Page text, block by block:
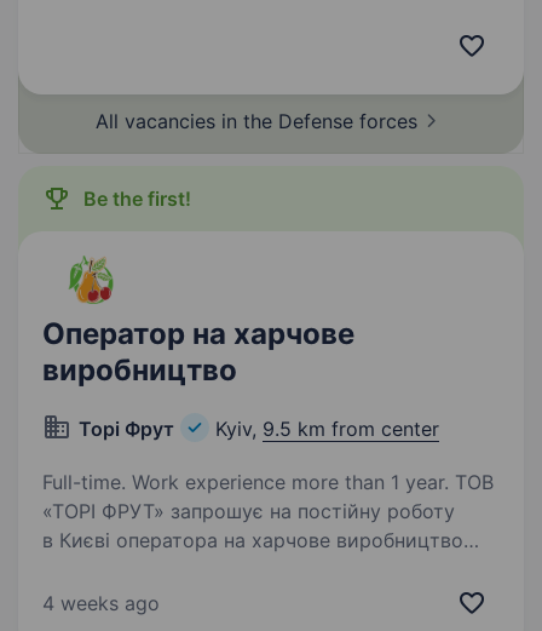
Діагностика несправностей електронних,
механічних та програмних компонентів…
All vacancies in the Defense forces
Be the first!
Оператор на харчове
виробництво
Торі Фрут Kyiv, 9.5 km from center
Full-time. Work experience more than 1 year. ТОВ
«ТОРІ ФРУТ» запрошує на постійну роботу
в Києві оператора на харчове виробництво
з наладки та регулювання вузлів і механізмів
4 weeks ago